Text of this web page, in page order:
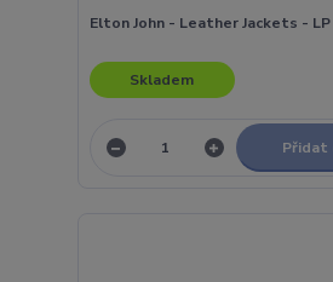
Elton John - Leather Jackets - LP
Skladem
Přidat